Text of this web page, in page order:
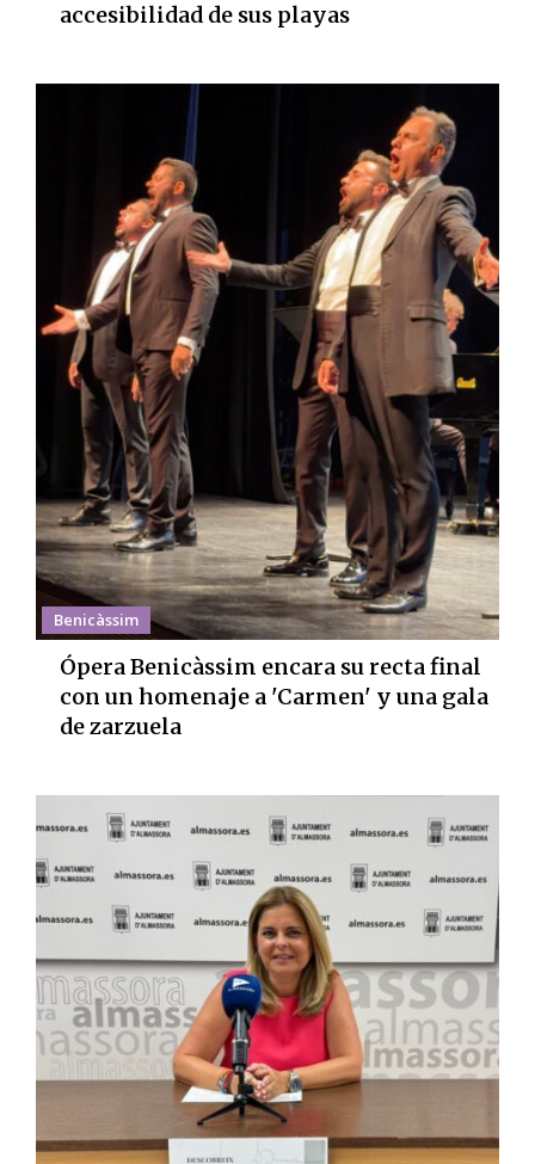
accesibilidad de sus playas
Benicàssim
Ópera Benicàssim encara su recta final
con un homenaje a 'Carmen' y una gala
de zarzuela